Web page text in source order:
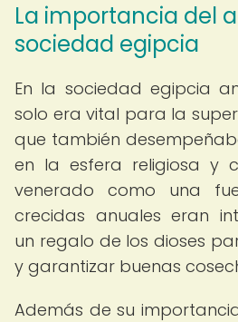
La importancia del
sociedad egipcia
En la sociedad egipcia
solo era vital para la
que también
en la esfera religiosa y
venerado como una
crecidas anuales eran
un regalo de los dioses
y garantizar buenas
Además de su